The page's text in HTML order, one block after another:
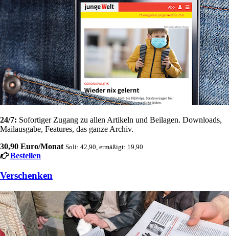
24/7: Sofortiger Zugang zu allen Artikeln und Beilagen. Downloads,
Mailausgabe, Features, das ganze Archiv.
30,90 Euro/Monat Soli: 42,90, ermäßigt: 19,90
Bestellen
Verschenken